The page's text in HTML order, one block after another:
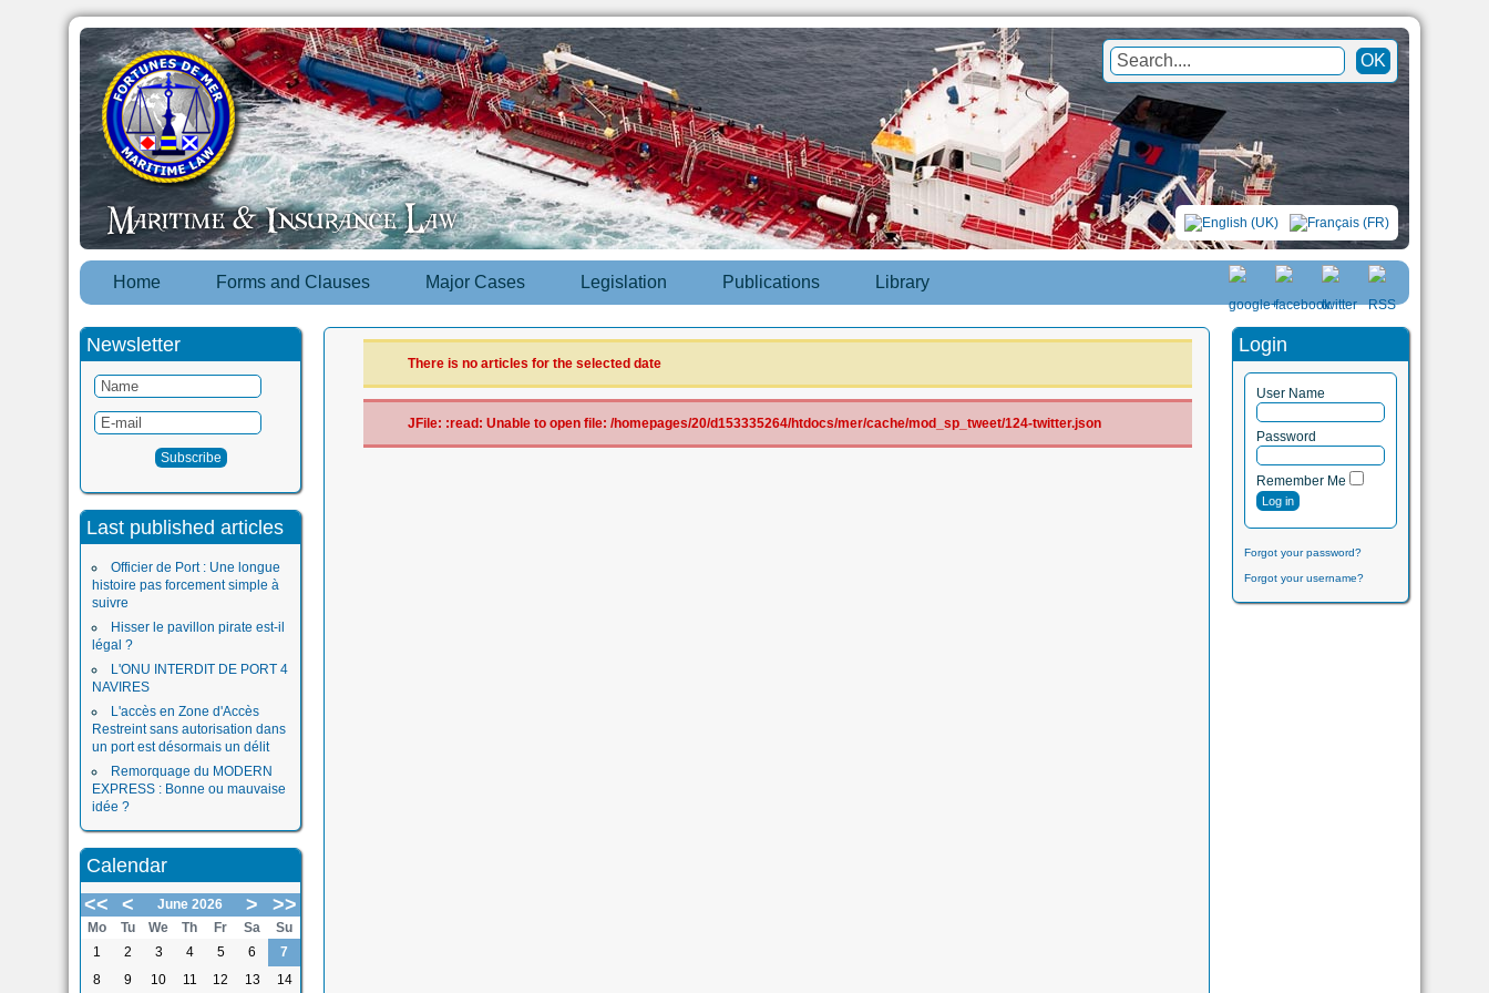
Home Forms and Clauses Major Cases Legislation Publications Library
Newsletter
Last published articles
Officier de Port : Une longue
histoire pas forcement simple à
suivre
Hisser le pavillon pirate est-il
légal ?
L'ONU INTERDIT DE PORT 4
NAVIRES
L'accès en Zone d'Accès
Restreint sans autorisation dans
un port est désormais un délit
Remorquage du MODERN
EXPRESS : Bonne ou mauvaise
idée ?
Calendar
<<
< June 2026 > >>
Mo Tu We Th Fr Sa
Su
1
2 3 4 5 6
7
8
9 10 11 12 13 14
Login
User Name
Password
Remember Me
Forgot your password?
Forgot your username?
There is no articles for the selected date
JFile: :read: Unable to open file: /homepages/20/d153335264/htdocs/mer/cache/mod_sp_tweet/124-twitter.json